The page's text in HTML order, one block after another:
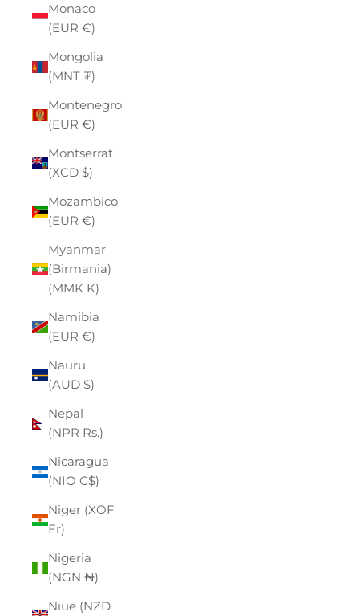
Monaco
(EUR €)
Mongolia
(MNT ₮)
Montenegro
(EUR €)
Montserrat
(XCD $)
Mozambico
(EUR €)
Myanmar
(Birmania)
(MMK K)
Namibia
(EUR €)
Nauru
(AUD $)
Nepal
(NPR Rs.)
Nicaragua
(NIO C$)
Niger (XOF
Fr)
Nigeria
(NGN ₦)
Niue (NZD